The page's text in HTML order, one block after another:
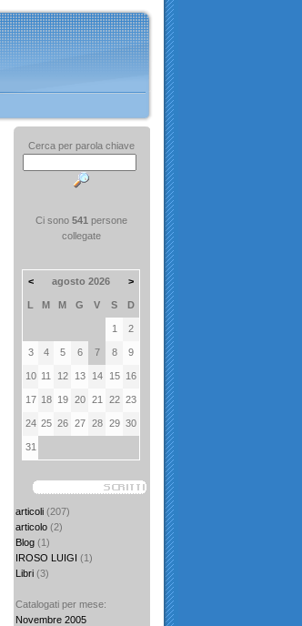
Cerca per parola chiave
Ci sono541 persone
collegate
< agosto 2026 >
L M M G V S D
1 2
3 4 5 6 7 8 9
10 11 12 13 14 15 16
17 18 19 20 21 22 23
24 25 26 27 28 29 30
31
articoli (207)
articolo (2)
Blog (1)
IROSO LUIGI (1)
Libri (3)
Catalogati per mese:
Novembre 2005